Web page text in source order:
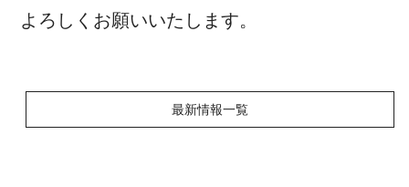
よろしくお願いいたします。
最新情報一覧